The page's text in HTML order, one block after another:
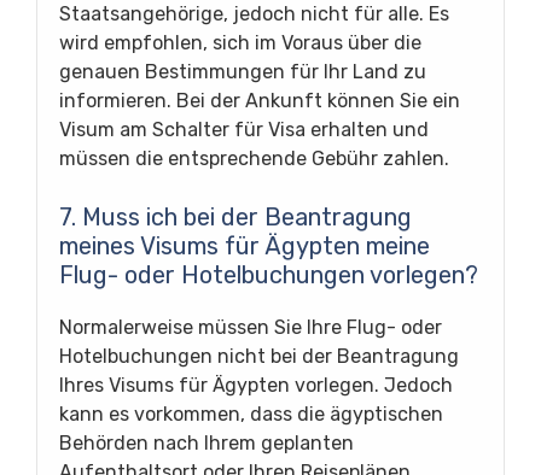
Staatsangehörige, jedoch nicht für alle. Es
wird empfohlen, sich im Voraus über die
genauen Bestimmungen für Ihr Land zu
informieren. Bei der Ankunft können Sie ein
Visum am Schalter für Visa erhalten und
müssen die entsprechende Gebühr zahlen.
7. Muss ich bei der Beantragung
meines Visums für Ägypten meine
Flug- oder Hotelbuchungen vorlegen?
Normalerweise müssen Sie Ihre Flug- oder
Hotelbuchungen nicht bei der Beantragung
Ihres Visums für Ägypten vorlegen. Jedoch
kann es vorkommen, dass die ägyptischen
Behörden nach Ihrem geplanten